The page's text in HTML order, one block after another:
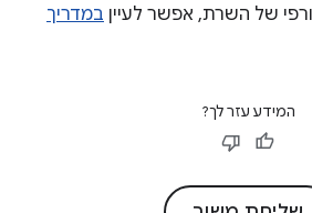
של השרת, אפשר לעיין במדריך
המידע עזר לך?